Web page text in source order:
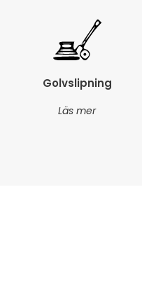
Golvslipning
Läs mer